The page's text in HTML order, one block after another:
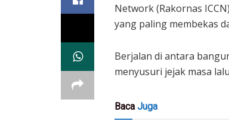
Network (Rakornas
yang paling membekas
Berjalan di antara
menyusuri jejak masa
Baca Juga